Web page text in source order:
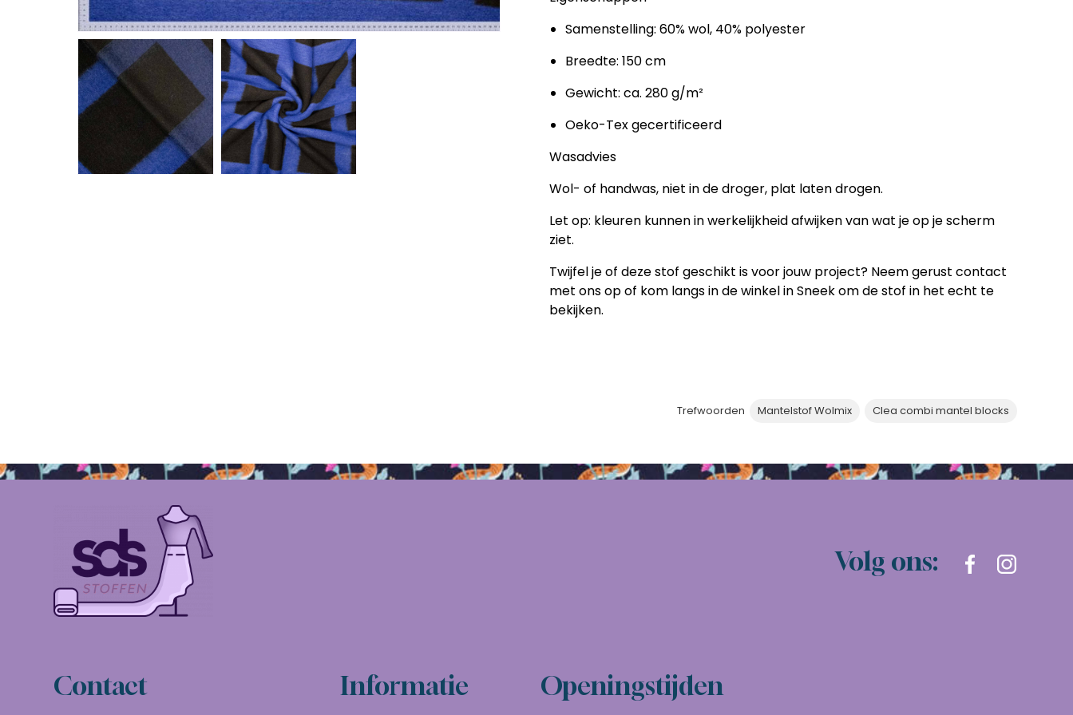
Samenstelling: 60% wol, 40% polyester
Breedte: 150 cm
Gewicht: ca. 280 g/m²
Oeko-Tex gecertificeerd
Wasadvies
Wol- of handwas, niet in de droger, plat laten drogen.
Let op: kleuren kunnen in werkelijkheid afwijken van wat je op je scherm
ziet.
Twijfel je of deze stof geschikt is voor jouw project? Neem gerust contact
met ons op of kom langs in de winkel in Sneek om de stof in het echt te
bekijken.
Trefwoorden Mantelstof Wolmix Clea combi mantel blocks
Volg ons:
Contact Informatie Openingstijden